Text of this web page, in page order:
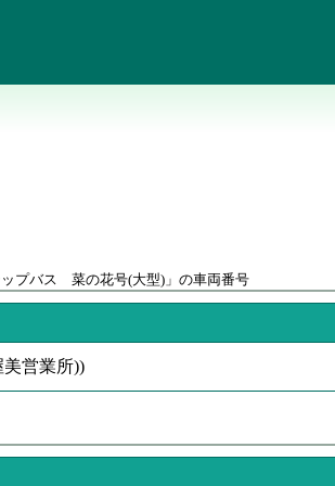
ップバス 菜の花号(大型) 」 の車両番号
美営業所))